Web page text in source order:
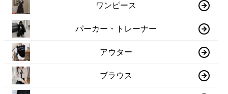
ワンピース
パーカー・トレーナー
アウター
ブラウス